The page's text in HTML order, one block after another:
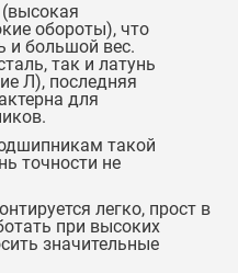
обороты), что
и большой вес.
так и латунь
Л), последняя
для
такой
точности не
легко, прост в
при высоких
значительные